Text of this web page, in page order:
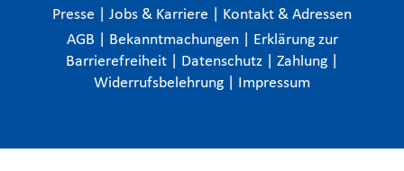
Presse Jobs & Karriere
Kontakt & Adressen
AGB
Bekanntmachungen
Erklärung zur
Barrierefreiheit
Datenschutz Zahlung
Widerrufsbelehrung
Impressum